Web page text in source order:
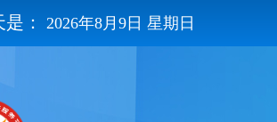
是： 2026年8月9日 星期日